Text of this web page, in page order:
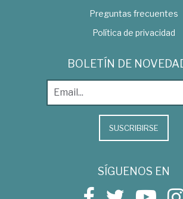
Preguntas frecuentes
Política de privacidad
BOLETÍN DE
SUSCRIBIRSE
SÍGUENOS EN